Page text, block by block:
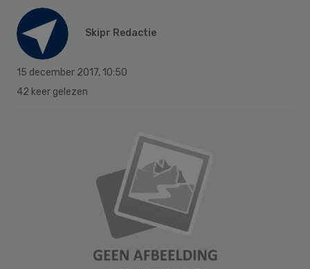
Skipr Redactie
15 december 2017, 10:50
42 keer gelezen